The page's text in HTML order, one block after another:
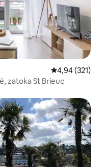
Średnia
4,94 (321)
zatoka St Brieuc
gości